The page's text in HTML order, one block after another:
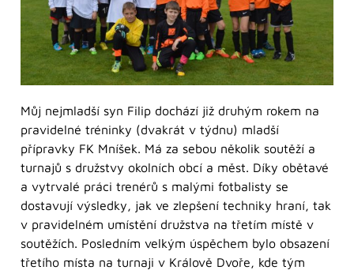
Můj nejmladší syn Filip dochází již druhým rokem na
pravidelné tréninky (dvakrát v týdnu) mladší
přípravky FK Mníšek. Má za sebou několik soutěží a
turnajů s družstvy okolních obcí a měst. Díky obětavé
a vytrvalé práci trenérů s malými fotbalisty se
dostavují výsledky, jak ve zlepšení techniky hraní, tak
v pravidelném umístění družstva na třetím místě v
soutěžích. Posledním velkým úspěchem bylo obsazení
třetího místa na turnaji v Králově Dvoře, kde tým